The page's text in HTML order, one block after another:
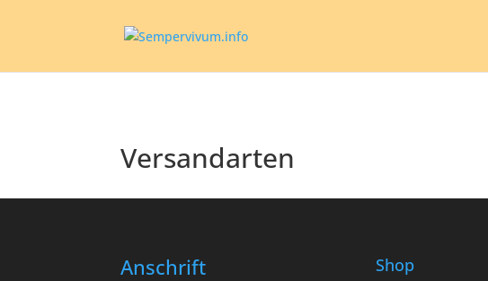
Versandarten
Anschrift Shop